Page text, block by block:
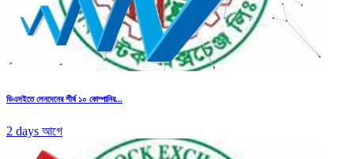
ডিএসইতে লেনদেনের শীর্ষ ১০ কোম্পানির...
2 days আগে